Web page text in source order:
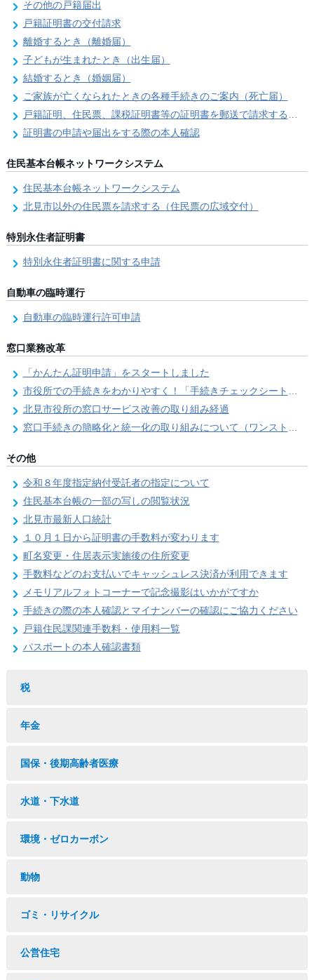
その他の戸籍届出
戸籍証明書の交付請求
離婚するとき（離婚届）
子どもが生まれたとき（出生届）
結婚するとき（婚姻届）
ご家族が亡くなられたときの各種手続きのご案内（死亡届）
戸籍証明、住民票、課税証明書等の証明書を郵送で請求する際の本人確認
証明書の申請や届出をする際の本人確認
住民基本台帳ネットワークシステム
住民基本台帳ネットワークシステム
北見市以外の住民票を請求する（住民票の広域交付）
特別永住者証明書
特別永住者証明書に関する申請
自動車の臨時運行
自動車の臨時運行許可申請
窓口業務改革
「かんたん証明申請」をスタートしました
市役所での手続きをわかりやすく！「手続きチェックシート」を導入しました
北見市役所の窓口サービス改善の取り組み経過
窓口手続きの簡略化と統一化の取り組みについて（ワンストップサービス推進事業）
その他
令和８年度指定納付受託者の指定について
住民基本台帳の一部の写しの閲覧状況
北見市最新人口統計
１０月１日から証明書の手数料が変わります
町名変更・住居表示実施後の住所変更
手数料などのお支払いでキャッシュレス決済が利用できます
メモリアルフォトコーナーで記念撮影はいかがですか
手続きの際の本人確認とマイナンバーの確認にご協力ください
戸籍住民課関連手数料・使用料一覧
パスポートの本人確認書類
税
年金
国保・後期高齢者医療
水道・下水道
環境・ゼロカーボン
動物
ゴミ・リサイクル
公営住宅